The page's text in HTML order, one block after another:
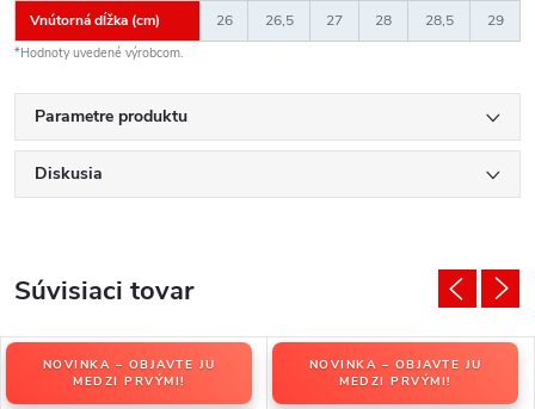
Vnútorná dĺžka (cm) 26 26,5 27 28 28,5 29
*Hodnoty uvedené výrobcom.
Parametre produktu
Diskusia
Súvisiaci tovar
NOVINKA – OBJAVTE JU
MEDZI PRVÝMI!
NOVINKA – OBJAVTE JU
MEDZI PRVÝMI!